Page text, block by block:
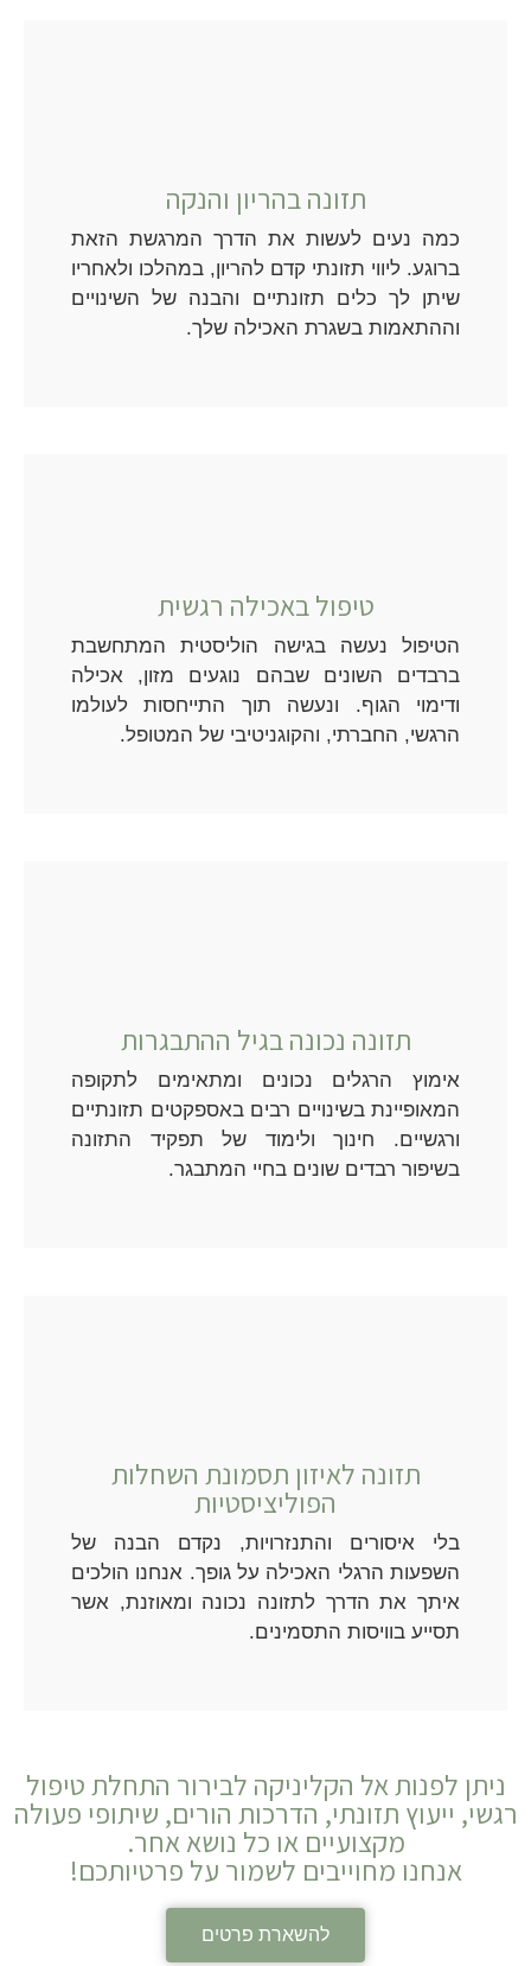
תזונה בהריון והנקה
כמה נעים לעשות את הדרך המרגשת הזאת
ברוגע. ליווי תזונתי קדם להריון, במהלכו ולאחריו
שיתן לך כלים תזונתיים והבנה של השינויים
וההתאמות בשגרת האכילה שלך.
טיפול באכילה רגשית
הטיפול נעשה בגישה הוליסטית המתחשבת
ברבדים השונים שבהם נוגעים מזון, אכילה
ודימוי הגוף. ונעשה תוך התייחסות לעולמו
הרגשי, החברתי, והקוגניטיבי של המטופל.
תזונה נכונה בגיל ההתבגרות
אימוץ הרגלים נכונים ומתאימים לתקופה
המאופיינת בשינויים רבים באספקטים תזונתיים
ורגשיים. חינוך ולימוד של תפקיד התזונה
בשיפור רבדים שונים בחיי המתבגר.
תזונה לאיזון תסמונת השחלות
הפוליציסטיות
בלי איסורים והתנזרויות, נקדם הבנה של
השפעות הרגלי האכילה על גופך. אנחנו הולכים
איתך את הדרך לתזונה נכונה ומאוזנת, אשר
תסייע בוויסות התסמינים.
ניתן לפנות אל הקליניקה לבירור התחלת טיפול
רגשי, ייעוץ תזונתי, הדרכות הורים, שיתופי פעולה
מקצועיים או כל נושא אחר.
אנחנו מחוייבים לשמור על פרטיותכם!
להשארת פרטים